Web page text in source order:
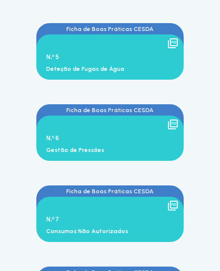
Ficha de Boas Práticas CESDA
N.º 5
Deteção de Fugas de Água
Ficha de Boas Práticas CESDA
N.º 6
Gestão de Pressões
Ficha de Boas Práticas CESDA
N.º 7
Consumos Não Autorizados